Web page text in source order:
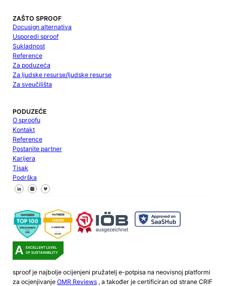
ZAŠTO SPROOF
Docusign alternativa
Usporedi sproof
Sukladnost
Reference
Za poduzeća
Za ljudske resurse/ljudske resurse
Za sveučilišta
PODUZEĆE
O sproofu
Kontakt
Reference
Postanite partner
Karijera
Tisak
Podrška
Pratite nas na Facebooku
Pratite nas na X
Pratite nas na LinkedInu
sproof je najbolje ocijenjeni pružatelj e-potpisa na neovisnoj platformi
za ocjenjivanje OMR Reviews, a također je certificiran od strane CRIF